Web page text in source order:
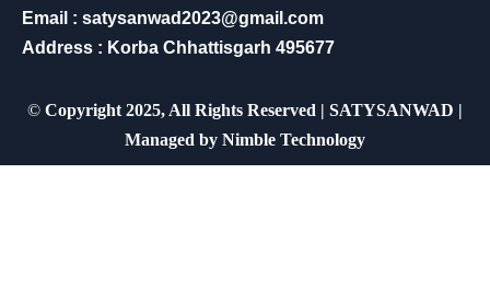
Email : satysanwad2023@gmail.com
Address : Korba Chhattisgarh 495677
© Copyright 2025, All Rights Reserved | SATYSANWAD |
Managed by Nimble Technology